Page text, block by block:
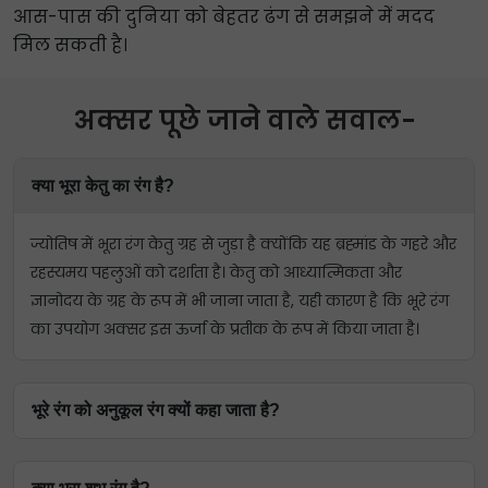
आस-पास की दुनिया को बेहतर ढंग से समझने में मदद
मिल सकती है।
अक्सर पूछे जाने वाले सवाल-
क्या भूरा केतु का रंग है?
ज्योतिष में भूरा रंग केतु ग्रह से जुड़ा है क्योंकि यह ब्रह्मांड के गहरे और
रहस्यमय पहलुओं को दर्शाता है। केतु को आध्यात्मिकता और
ज्ञानोदय के ग्रह के रूप में भी जाना जाता है, यही कारण है कि भूरे रंग
का उपयोग अक्सर इस ऊर्जा के प्रतीक के रूप में किया जाता है।
भूरे रंग को अनुकूल रंग क्यों कहा जाता है?